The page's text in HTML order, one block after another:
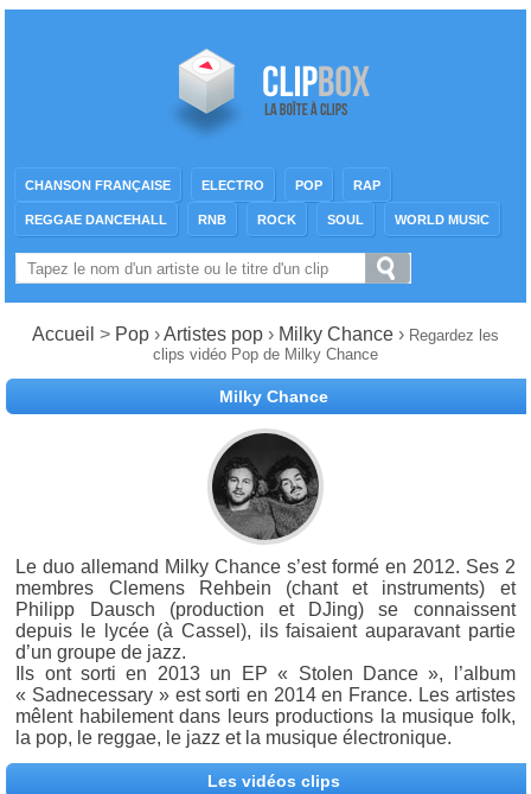
CHANSON FRANÇAISE ELECTRO POP RAP
REGGAE DANCEHALL RNB ROCK SOUL WORLD MUSIC
Accueil > Pop ›Artistes pop › Milky Chance › Regardez les
clips vidéo Pop de Milky Chance
Milky Chance
Le duo allemand Milky Chance s’est formé en 2012. Ses 2
membres Clemens Rehbein (chant et instruments) et
Philipp Dausch (production et DJing) se connaissent
depuis le lycée (à Cassel), ils faisaient auparavant partie
d’un groupe de jazz.
Ils ont sorti en 2013 un EP « Stolen Dance », l’album
« Sadnecessary » est sorti en 2014 en France. Les artistes
mêlent habilement dans leurs productions la musique folk,
la pop, le reggae, le jazz et la musique électronique.
Les vidéos clips